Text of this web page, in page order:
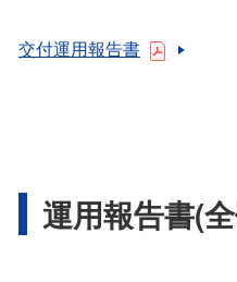
交付運用報告書
運用報告書(